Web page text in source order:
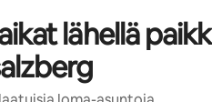
lähellä